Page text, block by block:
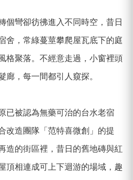
個彎卻彷彿進入不同時空，昔日
舍，常綠蔓莖攀爬屋瓦底下的庭
格聚落。不經意走過，小窗裡頭
廊，每一間都引人窺探。
已被認為無藥可治的台水老宿
改造團隊「范特喜微創」的提
造的街區裡，昔日的舊地磚與紅
頂相連成可上下迴游的場域，趣